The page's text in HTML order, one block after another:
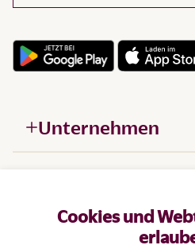
Cookies und
Unternehmen
Produkte